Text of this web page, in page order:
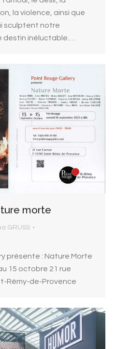
la violence, ainsi que
sculptent notre
inéluctable.…
morte
GRUSS
présente : Nature Morte
15 octobre 21 rue
Rémy-de-Provence